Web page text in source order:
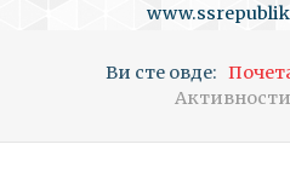
Ви сте овде: